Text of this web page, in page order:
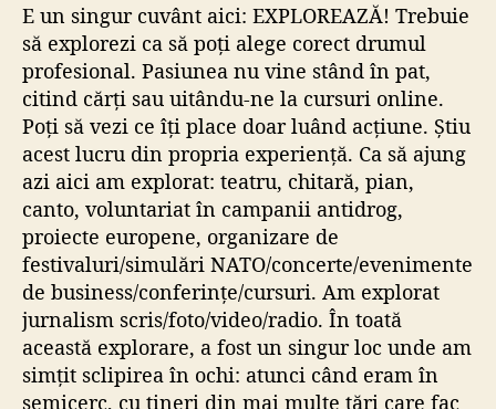
E un singur cuvânt aici: EXPLOREAZĂ! Trebuie
să explorezi ca să poți alege corect drumul
profesional. Pasiunea nu vine stând în pat,
citind cărți sau uitându-ne la cursuri online.
Poți să vezi ce îți place doar luând acțiune. Știu
acest lucru din propria experiență. Ca să ajung
azi aici am explorat: teatru, chitară, pian,
canto, voluntariat în campanii antidrog,
proiecte europene, organizare de
festivaluri/simulări NATO/concerte/evenimente
de business/conferințe/cursuri. Am explorat
jurnalism scris/foto/video/radio. În toată
această explorare, a fost un singur loc unde am
simțit sclipirea în ochi: atunci când eram în
semicerc, cu tineri din mai multe țări care fac